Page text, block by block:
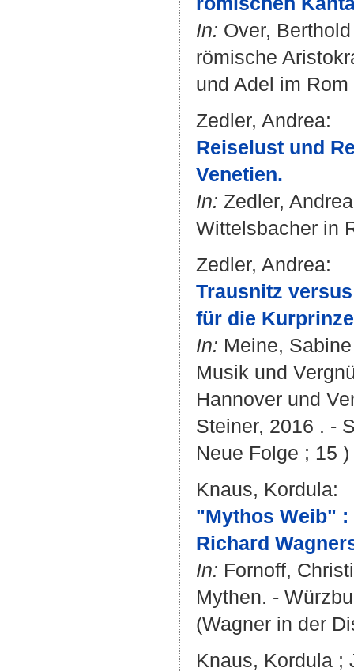
In: Over, Berthold
römische
und Adel im
Zedler, Andrea:
Reiselust und
Venetien.
In: Zedler, Andrea
Wittelsbacher in
Zedler, Andrea:
Trausnitz
für die
In: Meine, Sabine
Musik und
Hannover und
Steiner, 2016 . -
Neue Folge ; 15 )
Knaus, Kordula:
"Mythos Weib"
Richard
In: Fornoff,
Mythen. -
(Wagner in der
Knaus, Kordula ;